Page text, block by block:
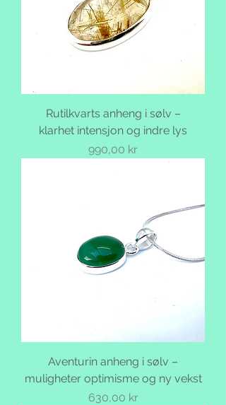
Rutilkvarts anheng i sølv –
klarhet intensjon og indre lys
Pris
990,00 kr
Aventurin anheng i sølv –
muligheter optimisme og ny vekst
Pris
630,00 kr